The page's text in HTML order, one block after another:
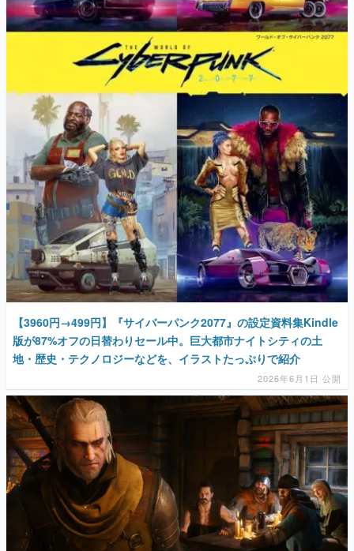
【3960円→499円】『サイバーパンク2077』の設定資料集Kindle
版が87%オフの日替わりセール中。巨大都市ナイトシティの土
地・歴史・テクノロジーなどを、イラストたっぷりで紹介
2026年6月1日 公開